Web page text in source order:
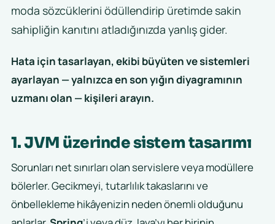
moda sözcüklerini ödüllendirip üretimde sakin
sahipliğin kanıtını atladığınızda yanlış gider.
Hata için tasarlayan, ekibi büyüten ve sistemleri
ayarlayan — yalnızca en son yığın diyagramının
uzmanı olan — kişileri arayın.
1. JVM üzerinde sistem tasarımı
Sorunları net sınırları olan servislere veya modüllere
bölerler. Gecikmeyi, tutarlılık takaslarını ve
önbellekleme hikâyenizin neden önemli olduğunu